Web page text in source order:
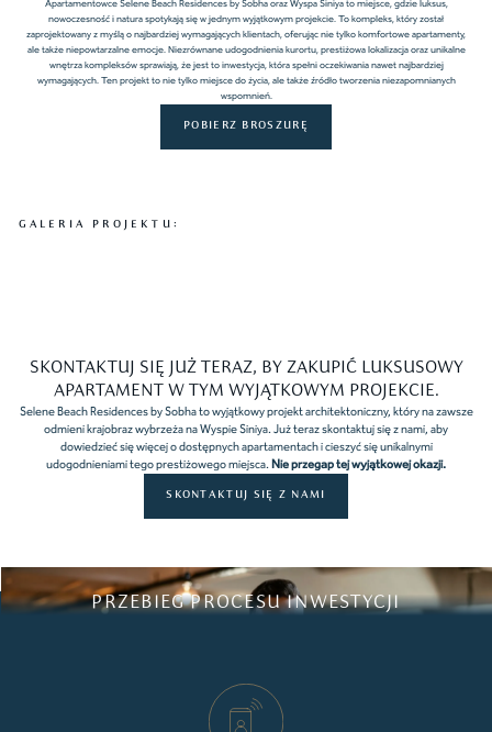
Apartamentowce Selene Beach Residences by Sobha oraz Wyspa Siniya to miejsce, gdzie luksus,
nowoczesność i natura spotykają się w jednym wyjątkowym projekcie. To kompleks, który został
zaprojektowany z myślą o najbardziej wymagających klientach, oferując nie tylko komfortowe apartamenty,
ale także niepowtarzalne emocje. Niezrównane udogodnienia kurortu, prestiżowa lokalizacja oraz unikalne
wnętrza kompleksów sprawiają, że jest to inwestycja, która spełni oczekiwania nawet najbardziej
wymagających. Ten projekt to nie tylko miejsce do życia, ale także źródło tworzenia niezapomnianych
wspomnień.
POBIERZ BROSZURĘ
GALERIA PROJEKTU:
SKONTAKTUJ SIĘ JUŻ TERAZ, BY ZAKUPIĆ LUKSUSOWY
APARTAMENT W TYM WYJĄTKOWYM PROJEKCIE.
Selene Beach Residences by Sobha to wyjątkowy projekt architektoniczny, który na zawsze
odmieni krajobraz wybrzeża na Wyspie Siniya. Już teraz skontaktuj się z nami, aby
dowiedzieć się więcej o dostępnych apartamentach i cieszyć się unikalnymi
udogodnieniami tego prestiżowego miejsca.Nie przegap tej wyjątkowej okazji.
SKONTAKTUJ SIĘ Z NAMI
PRZEBIEG PROCESU INWESTYCJI